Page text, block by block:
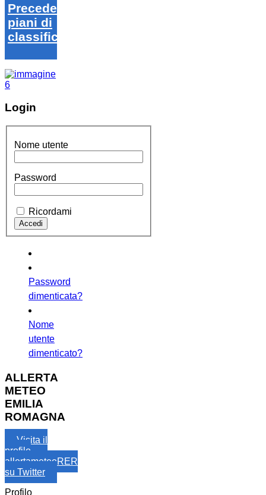
Precedenti
piani di
classifica
Login
Nome utente
Password
Ricordami
Password
dimenticata?
Nome
utente
dimenticato?
ALLERTA
METEO
EMILIA
ROMAGNA
Visita il
profilo
allertameteoRER
su Twitter
Profilo